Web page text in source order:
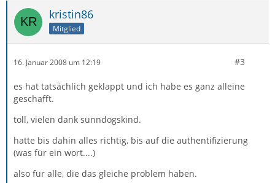
kristin86
Mitglied
16. Januar 2008 um 12:19 #3
es hat tatsächlich geklappt und ich habe es ganz alleine
geschafft.
toll, vielen dank sünndogskind.
hatte bis dahin alles richtig, bis auf die authentifizierung
(was für ein wort....)
also für alle, die das gleiche problem haben.